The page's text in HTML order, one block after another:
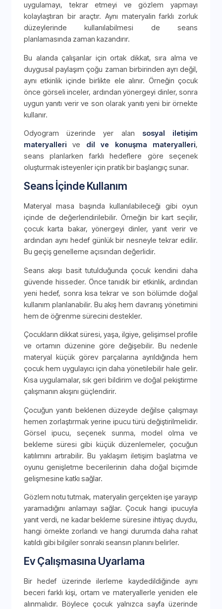
uygulamayı, tekrar etmeyi ve gözlem yapmayı
kolaylaştıran bir araçtır. Aynı materyalin farklı zorluk
düzeylerinde kullanılabilmesi de seans
planlamasında zaman kazandırır.
Bu alanda çalışanlar için ortak dikkat, sıra alma ve
duygusal paylaşım çoğu zaman birbirinden ayrı değil,
aynı etkinlik içinde birlikte ele alınır. Örneğin çocuk
önce görseli inceler, ardından yönergeyi dinler, sonra
uygun yanıtı verir ve son olarak yanıtı yeni bir örnekte
kullanır.
Odyogram üzerinde yer alan sosyal iletişim
materyalleri ve dil ve konuşma materyalleri,
seans planlarken farklı hedeflere göre seçenek
oluşturmak isteyenler için pratik bir başlangıç sunar.
Seans İçinde Kullanım
Materyal masa başında kullanılabileceği gibi oyun
içinde de değerlendirilebilir. Örneğin bir kart seçilir,
çocuk karta bakar, yönergeyi dinler, yanıt verir ve
ardından aynı hedef günlük bir nesneyle tekrar edilir.
Bu geçiş genelleme açısından değerlidir.
Seans akışı basit tutulduğunda çocuk kendini daha
güvende hisseder. Önce tanıdık bir etkinlik, ardından
yeni hedef, sonra kısa tekrar ve son bölümde doğal
kullanım planlanabilir. Bu akış hem davranış yönetimini
hem de öğrenme sürecini destekler.
Çocukların dikkat süresi, yaşa, ilgiye, gelişimsel profile
ve ortamın düzenine göre değişebilir. Bu nedenle
materyal küçük görev parçalarına ayrıldığında hem
çocuk hem uygulayıcı için daha yönetilebilir hale gelir.
Kısa uygulamalar, sık geri bildirim ve doğal pekiştirme
çalışmanın akışını güçlendirir.
Çocuğun yanıtı beklenen düzeyde değilse çalışmayı
hemen zorlaştırmak yerine ipucu türü değiştirilmelidir.
Görsel ipucu, seçenek sunma, model olma ve
bekleme süresi gibi küçük düzenlemeler, çocuğun
katılımını artırabilir. Bu yaklaşım iletişim başlatma ve
oyunu genişletme becerilerinin daha doğal biçimde
gelişmesine katkı sağlar.
Gözlem notu tutmak, materyalin gerçekten işe yarayıp
yaramadığını anlamayı sağlar. Çocuk hangi ipucuyla
yanıt verdi, ne kadar bekleme süresine ihtiyaç duydu,
hangi örnekte zorlandı ve hangi durumda daha rahat
katıldı gibi bilgiler sonraki seansın planını belirler.
Ev Çalışmasına Uyarlama
Bir hedef üzerinde ilerleme kaydedildiğinde aynı
beceri farklı kişi, ortam ve materyallerle yeniden ele
alınmalıdır. Böylece çocuk yalnızca sayfa üzerinde